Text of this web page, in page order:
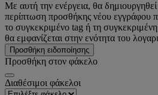
Με αυτή την ενέργεια, θα
περίπτωση προσθήκης νέου εγγράφου
το συγκεκριμένο tag ή τη
θα εμφανίζεται στην ενότητα του
Προσθήκη ειδοποίησης
Προσθήκη στον φάκελο
Διαθέσιμοι φάκελοι